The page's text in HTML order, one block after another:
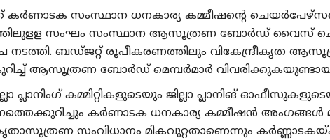
സംസ്ഥാന ധനകാര്യ കമ്മീഷന്റെ
സംഘം സംസ്ഥാന ആസൂത്രണ ബോര്‍ഡ്‌ വൈസ്
നടത്തി. ബഡ്ജറ്റ് രൂപീകരണത്തിലും വികേന്ദ്രീകൃത
ആസൂത്രണ ബോർഡ് മെമ്പർമാർ
പ്ലാനിംഗ് കമ്മിറ്റികളുടെയും ജില്ലാ പ്ലാനിങ്
കർണാടക ധനകാര്യ കമ്മീഷൻ അംഗങ്ങൾ
സംവിധാനം മികവുറ്റതാണെന്നും